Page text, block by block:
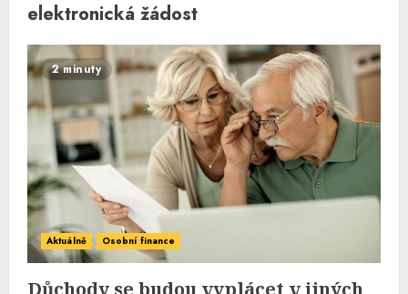
elektronická žádost
2 minuty
Aktuálně Osobní finance
Důchody se budou vyplácet v jiných